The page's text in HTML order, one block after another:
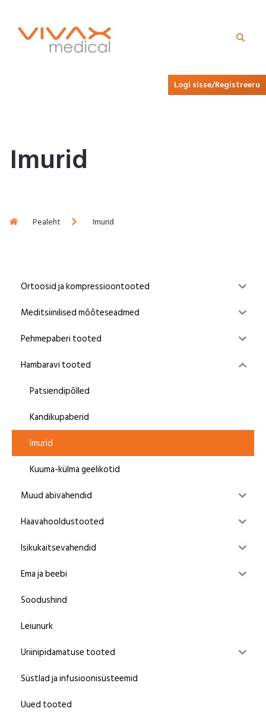
Logi sisse/Registreeru
Imurid
Pealeht Imurid
Ortoosid ja kompressioontooted
Meditsiinilised mõõteseadmed
Pehmepaberi tooted
Hambaravi tooted
Patsiendipõlled
Kandikupaberid
Imurid
Kuuma-külma geelikotid
Muud abivahendid
Haavahooldustooted
Isikukaitsevahendid
Ema ja beebi
Soodushind
Leiunurk
Uriinipidamatuse tooted
Süstlad ja infusioonisüsteemid
Uued tooted